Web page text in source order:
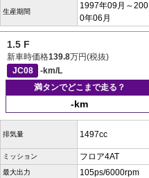
生産期間
1997年09月～200
0年06月
1.5 F
新車時価格139.8万円(税抜)
JC08
-km/L
満タンでどこまで走る？
-km
排気量 1497cc
ミッション フロア4AT
最大出力 105ps/6000rpm